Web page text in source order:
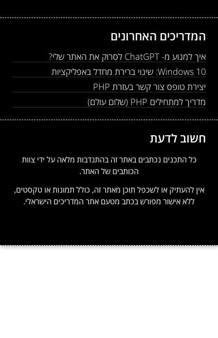
המדריכים האחרונים
איך למנוע מ- ChatGPT לסרוק את האתר שלי?
Windows 10: שינוי ברירת מחדל באפליקציות
יצירת טופס צור קשר בעזרת PHP
מדריך למתחילים PHP (שלום עולם)
חשוב לדעת
כל התכנים נכתבים באתר זה בהתנדבות מלאה על ידי צוות
הכותבים של האתר.
אין להעתיק או לשכפל תוכן מאתר זה, כולל תמונות או טקסטים,
ללא אישור מפורש בכתב מטעם אתר המדריכים הישראלי.